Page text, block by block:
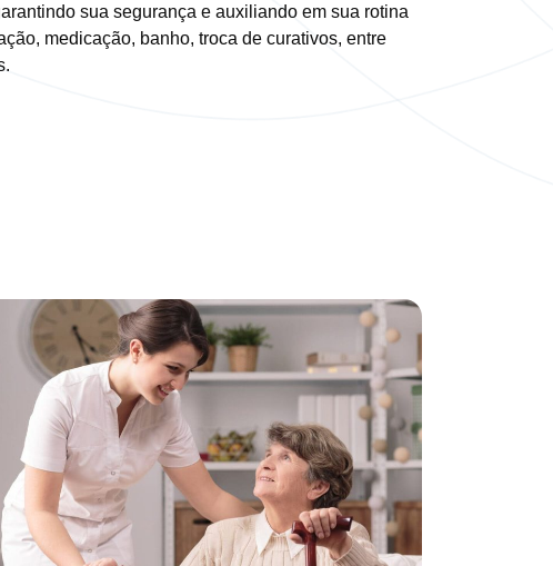
sua segurança e auxiliando em sua rotina
medicação, banho, troca de curativos, entre